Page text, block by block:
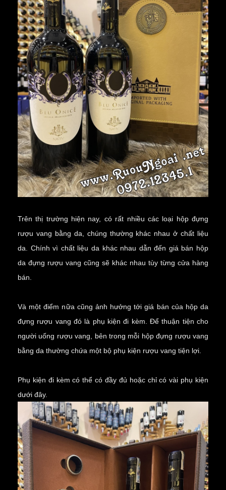
Trên thị trường hiện nay, có rất nhiều các loại hộp đựng
rượu vang bằng da, chúng thường khác nhau ở chất liệu
da. Chính vì chất liệu da khác nhau dẫn đến giá bán hộp
da đựng rượu vang cũng sẽ khác nhau tùy từng cửa hàng
bán.
Và một điểm nữa cũng ảnh hưởng tới giá bán của hộp da
đựng rượu vang đó là phụ kiện đi kèm. Để thuận tiện cho
người uống rượu vang, bên trong mỗi hộp đựng rượu vang
bằng da thường chứa một bộ phụ kiện rượu vang tiện lợi.
Phụ kiện đi kèm có thể có đầy đủ hoặc chỉ có vài phụ kiện
dưới đây.